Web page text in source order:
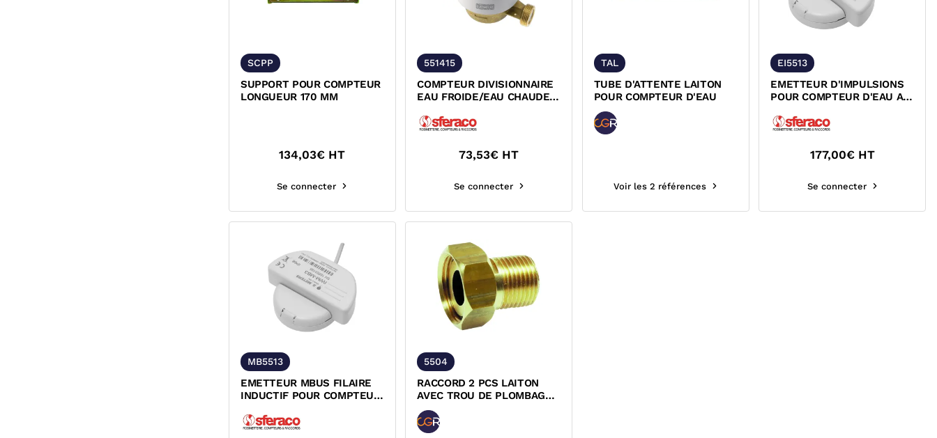
SCPP
SUPPORT POUR COMPTEUR
LONGUEUR 170 MM
134,03€ HT
Se connecter
551415
COMPTEUR DIVISIONNAIRE
EAU FROIDE/EAU CHAUDE
73,53€ HT
Se connecter
TAL
TUBE D'ATTENTE LAITON
POUR COMPTEUR D'EAU
Voir les 2 références
EI5513
EMETTEUR D'IMPULSIONS
POUR COMPTEUR D'EAU A
177,00€ HT
Se connecter
MB5513
EMETTEUR MBUS FILAIRE
INDUCTIF POUR COMPTEUR
5504
RACCORD 2 PCS LAITON
AVEC TROU DE PLOMBAGE
POUR COMPTEUR D'EAU